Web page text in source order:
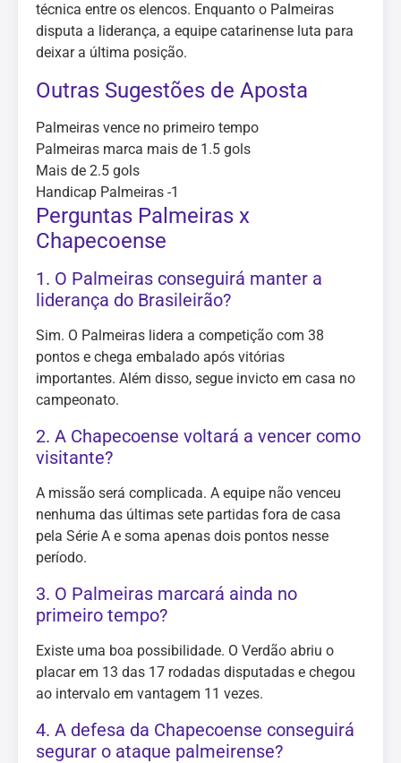
técnica entre os elencos. Enquanto o Palmeiras
disputa a liderança, a equipe catarinense luta para
deixar a última posição.
Outras Sugestões de Aposta
Palmeiras vence no primeiro tempo
Palmeiras marca mais de 1.5 gols
Mais de 2.5 gols
Handicap Palmeiras -1
Perguntas Palmeiras x
Chapecoense
1. O Palmeiras conseguirá manter a
liderança do Brasileirão?
Sim. O Palmeiras lidera a competição com 38
pontos e chega embalado após vitórias
importantes. Além disso, segue invicto em casa no
campeonato.
2. A Chapecoense voltará a vencer como
visitante?
A missão será complicada. A equipe não venceu
nenhuma das últimas sete partidas fora de casa
pela Série A e soma apenas dois pontos nesse
período.
3. O Palmeiras marcará ainda no
primeiro tempo?
Existe uma boa possibilidade. O Verdão abriu o
placar em 13 das 17 rodadas disputadas e chegou
ao intervalo em vantagem 11 vezes.
4. A defesa da Chapecoense conseguirá
segurar o ataque palmeirense?